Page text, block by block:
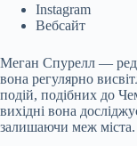
Instagram
Вебсайт
Меган Спурелл —
вона регулярно
подій, подібних до
вихідні вона
залишаючи меж міста.